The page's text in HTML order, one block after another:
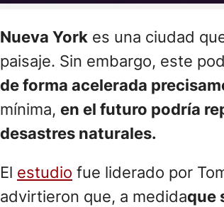
Nueva York es una ciudad
paisaje. Sin embargo, este
de forma acelerada
mínima, en el futuro podría
desastres naturales.
El estudio fue liderado por
advirtieron que, a medidaque